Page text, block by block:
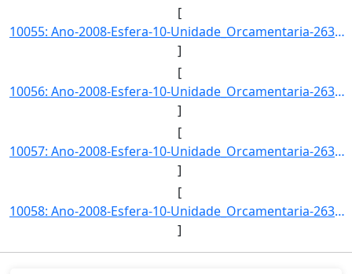
[
10055: Ano-2008-Esfera-10-Unidade_Orcamentaria-26344-Funcao-12-SubFuncao-363-Programa-1062-Acao-6374-Locali]
]
[
10056: Ano-2008-Esfera-10-Unidade_Orcamentaria-26344-Funcao-12-SubFuncao-365-Programa-0750-Acao-2010-Locali]
]
[
10057: Ano-2008-Esfera-10-Unidade_Orcamentaria-26345-Funcao-12-SubFuncao-122-Programa-1062-Acao-09HB-Locali]
]
[
10058: Ano-2008-Esfera-10-Unidade_Orcamentaria-26345-Funcao-12-SubFuncao-122-Programa-1062-Acao-09HB-Locali]
]